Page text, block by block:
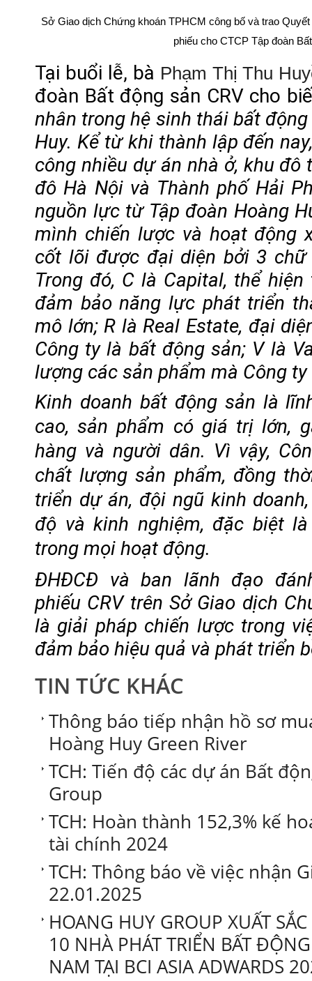
Sở Giao dịch Chứng khoán TPHCM công bố và trao
phiếu cho CTCP Tập đoàn
Tại buổi lễ, bà Phạm Thị Thu
đoàn Bất động sản CRV cho
nhân trong hệ sinh thái bất
Huy. Kể từ khi thành lập đến
công nhiều dự án nhà ở, khu
đô Hà Nội và Thành phố Hải
nguồn lực từ Tập đoàn Hoàng
mình chiến lược và hoạt động
cốt lõi được đại diện bởi 3 chữ
Trong đó, C là Capital, thể
đảm bảo năng lực phát triển
mô lớn; R là Real Estate, đại
Công ty là bất động sản; V là
lượng các sản phẩm mà Công
Kinh doanh bất động sản là
cao, sản phẩm có giá trị lớn,
hàng và người dân. Vì vậy,
chất lượng sản phẩm, đồng
triển dự án, đội ngũ kinh
độ và kinh nghiệm, đặc biệt
trong mọi hoạt động.
ĐHĐCĐ và ban lãnh đạo
phiếu CRV trên Sở Giao dịch
là giải pháp chiến lược trong
đảm bảo hiệu quả và phát triển
TIN TỨC KHÁC
Thông báo tiếp nhận hồ sơ
Hoàng Huy Green River
TCH: Tiến độ các dự án Bất
Group
TCH: Hoàn thành 152,3% kế
tài chính 2024
TCH: Thông báo về việc nhận
22.01.2025
HOANG HUY GROUP XUẤT
10 NHÀ PHÁT TRIỂN BẤT
NAM TẠI BCI ASIA ADWARDS